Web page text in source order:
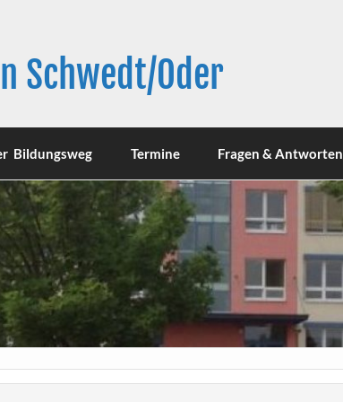
Schwedt/Oder
Bildungsweg Termine Fragen & Antworten